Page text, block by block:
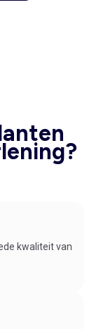
kwaliteit van